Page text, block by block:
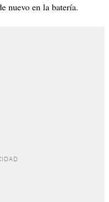
nuevo en la batería.